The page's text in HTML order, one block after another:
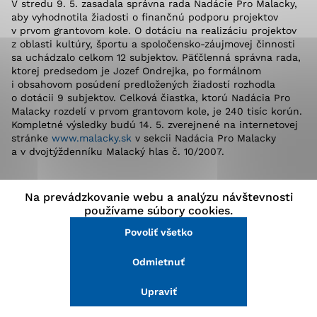
V stredu 9. 5. zasadala správna rada Nadácie Pro Malacky,
aby vyhodnotila žiadosti o finančnú podporu projektov
v prvom grantovom kole. O dotáciu na realizáciu projektov
z oblasti kultúry, športu a spoločensko-záujmovej činnosti
sa uchádzalo celkom 12 subjektov. Päťčlenná správna rada,
ktorej predsedom je Jozef Ondrejka, po formálnom
i obsahovom posúdení predložených žiadostí rozhodla
o dotácii 9 subjektov. Celková čiastka, ktorú Nadácia Pro
Malacky rozdelí v prvom grantovom kole, je 240 tisíc korún.
Kompletné výsledky budú 14. 5. zverejnené na internetovej
stránke www.malacky.sk v sekcii Nadácia Pro Malacky
a v dvojtýždenníku Malacký hlas č. 10/2007.
Ďalšie
Na prevádzkovanie webu a analýzu návštevnosti
používame súbory cookies.
Povoliť všetko
Odmietnuť
Upraviť
stránke a prístup k zabezpečeným oblastiam webovej
stránky. Bez týchto súborov cookie nemôže web
správne fungovať.
Analytické cookies
Analytické cookies pomáhajú prevádzkovateľovi stránok
pochopiť, ako návštevníci stránok stránku používajú,
aby mohol stránky optimalizovať a ponúknuť im lepšiu
skúsenosť. Všetky dáta sa zbierajú anonymne a nie je
možné ich spojiť s konkrétnou osobou.
Povoliť všetko
Uložiť nastavenia
Viac informácií